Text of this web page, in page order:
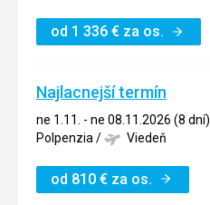
od 1 336 € za os.
Najlacnejší termín
ne 1.11. - ne 08.11.2026 (8 dní)
Polpenzia/ Viedeň
od 810 € za os.